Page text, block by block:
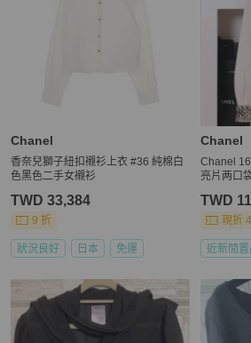
Chanel
香奈兒獅子紐扣襯衫上衣 #36 純棉白
色黑色二手女襯衫
TWD 33,384
9 折
狀況良好 日本 免運
Chanel
Chanel
亮片两口
TWD
現折
近新閒置